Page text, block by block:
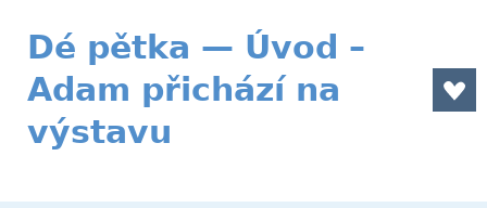
Dé pětka — Úvod –
Adam přichází na
výstavu